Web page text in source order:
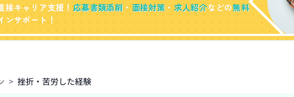
接キャリア支援！応募書類添削 ・面接対策 ・求人紹介などの無料
ンサポート！
> 挫折・苦労した経験